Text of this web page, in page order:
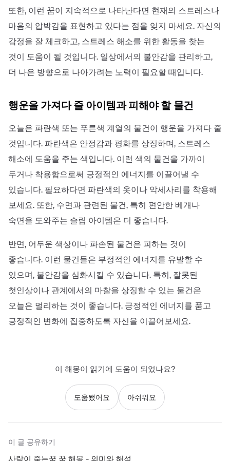
또한, 이런 꿈이 지속적으로 나타난다면 현재의 스트레스나
마음의 압박감을 표현하고 있다는 점을 잊지 마세요. 자신의
감정을 잘 체크하고, 스트레스 해소를 위한 활동을 찾는
것이 도움이 될 것입니다. 일상에서의 불안감을 관리하고,
더 나은 방향으로 나아가려는 노력이 필요할 때입니다.
행운을 가져다 줄 아이템과 피해야 할 물건
오늘은 파란색 또는 푸른색 계열의 물건이 행운을 가져다 줄
것입니다. 파란색은 안정감과 평화를 상징하며, 스트레스
해소에 도움을 주는 색입니다. 이런 색의 물건을 가까이
두거나 착용함으로써 긍정적인 에너지를 이끌어낼 수
있습니다. 필요하다면 파란색의 옷이나 악세사리를 착용해
보세요. 또한, 수면과 관련된 물건, 특히 편안한 베개나
숙면을 도와주는 슬립 아이템은 더 좋습니다.
반면, 어두운 색상이나 파손된 물건은 피하는 것이
좋습니다. 이런 물건들은 부정적인 에너지를 유발할 수
있으며, 불안감을 심화시킬 수 있습니다. 특히, 잘못된
첫인상이나 관계에서의 마찰을 상징할 수 있는 물건은
오늘은 멀리하는 것이 좋습니다. 긍정적인 에너지를 품고
긍정적인 변화에 집중하도록 자신을 이끌어보세요.
이 해몽이 읽기에 도움이 되었나요?
도움됐어요 아쉬워요
이 글 공유하기
사람이 죽는꿈 꿈 해몽 - 의미와 해석